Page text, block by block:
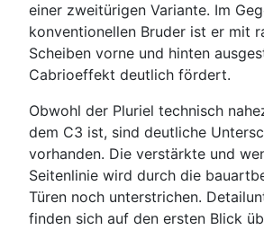
einer zweitürigen Variante. Im
konventionellen Bruder ist er mit
Scheiben vorne und hinten
Cabrioeffekt deutlich fördert.
Obwohl der Pluriel technisch
dem C3 ist, sind deutliche
vorhanden. Die verstärkte und
Seitenlinie wird durch die
Türen noch unterstrichen.
finden sich auf den ersten Blick